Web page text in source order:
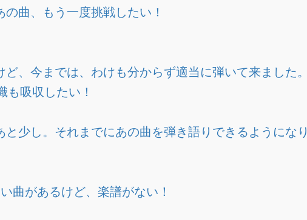
曲、もう一度挑戦したい！
、今までは、わけも分からず適当に弾いて来ました。
も吸収したい！
と少し。それまでにあの曲を弾き語りできるようになり
曲があるけど、楽譜がない！